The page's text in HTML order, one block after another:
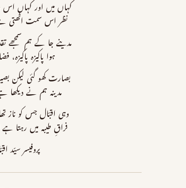
کہاں میں اور کہاں اس
نظر اس سمت اٹھتی ہے
مدینے جا کے ہم سمجھے
ہوا پاکیزہ پاکیزہ،
بصارت کھو گئی لیکن
مدینہ ہم نے دیکھا ہے
وہی اقبؔال جس کو ناز
فراقِ طیبہ میں رہتا
پروفیسر سیّد